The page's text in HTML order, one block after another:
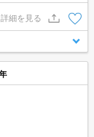
ンライン契約等弊社
はネットに掲載されて
なる物件は全て申し
詳細を見る